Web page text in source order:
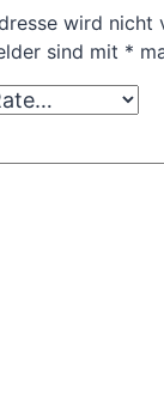
wird nicht
sind mit *